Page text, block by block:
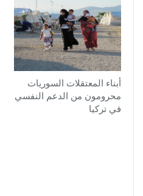
أبناء المعتقلات السوريات
محرومون من الدعم النفسي
في تركيا